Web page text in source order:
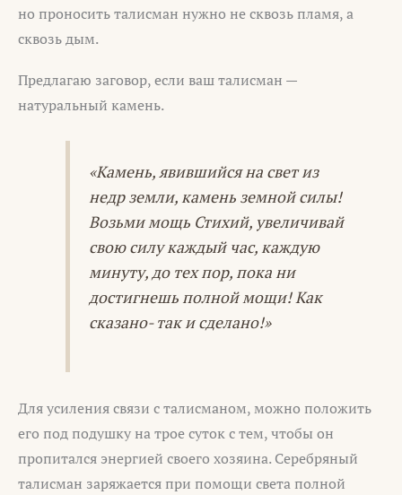
но проносить талисман нужно не сквозь пламя, а
сквозь дым.
Предлагаю заговор, если ваш талисман —
натуральный камень.
«Камень, явившийся на свет из
недр земли, камень земной силы!
Возьми мощь Стихий, увеличивай
свою силу каждый час, каждую
минуту, до тех пор, пока ни
достигнешь полной мощи! Как
сказано- так и сделано!»
Для усиления связи с талисманом, можно положить
его под подушку на трое суток с тем, чтобы он
пропитался энергией своего хозяина. Серебряный
талисман заряжается при помощи света полной